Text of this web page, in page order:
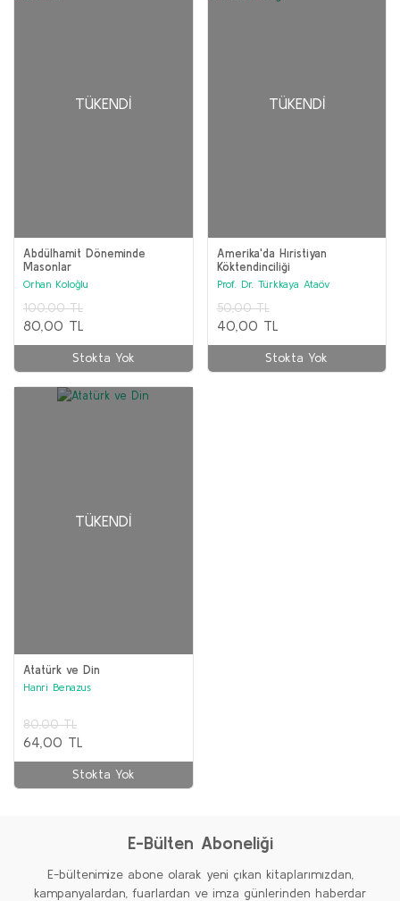
TÜKENDI
Abdülhamit Döneminde
Masonlar
Orhan Koloğlu
100,00 TL
80,00 TL
Stokta Yok
TÜKENDI
Amerika'da Hıristiyan
Köktendinciliği
Prof. Dr. Türkkaya Ataöv
50,00 TL
40,00 TL
Stokta Yok
TÜKENDI
Atatürk ve Din
Hanri Benazus
80,00 TL
64,00 TL
Stokta Yok
E-Bülten Aboneliği
E-bültenimize abone olarak yeni çıkan kitaplarımızdan,
kampanyalardan, fuarlardan ve imza günlerinden haberdar